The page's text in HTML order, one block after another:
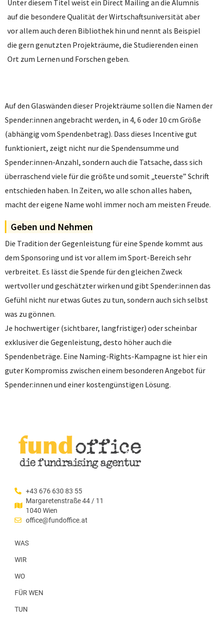
Unter diesem Titel weist ein Direct Mailing an die Alumnis
auf die besondere Qualität der Wirtschaftsuniversität aber
vor allem auch deren Bibliothek hin und nennt als Beispiel
die gern genutzten Projekträume, die Studierenden einen
Ort zum Lernen und Forschen geben.
Auf den Glaswänden dieser Projekträume sollen die Namen der
Spender:innen angebracht werden, in 4, 6 oder 10 cm Größe
(abhängig vom Spendenbetrag). Dass dieses Incentive gut
funktioniert, zeigt nicht nur die Spendensumme und
Spender:innen-Anzahl, sondern auch die Tatsache, dass sich
überraschend viele für die größte und somit „teuerste” Schrift
entschieden haben. In Zeiten, wo alle schon alles haben,
macht der eigene Name wohl immer noch am meisten Freude.
Geben und Nehmen
Die Tradition der Gegenleistung für eine Spende kommt aus
dem Sponsoring und ist vor allem im Sport-Bereich sehr
verbreitet. Es lässt die Spende für den gleichen Zweck
wertvoller und geschätzter wirken und gibt Spender:innen das
Gefühl nicht nur etwas Gutes zu tun, sondern auch sich selbst
was zu gönnen.
Je hochwertiger (sichtbarer, langfristiger) oder scheinbar
exklusiver die Gegenleistung, desto höher auch die
Spendenbeträge. Eine Naming-Rights-Kampagne ist hier ein
guter Kompromiss zwischen einem besonderen Angebot für
Spender:innen und einer kostengünstigen Lösung.
+43 676 630 83 55
Margaretenstraße 44 / 11
1040 Wien
office@fundoffice.at
WAS
WIR
WO
FÜR WEN
TUN